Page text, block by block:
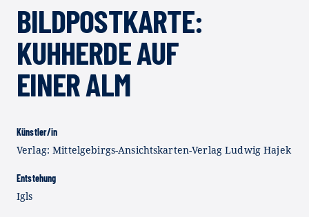
BILDPOSTKARTE:
KUHHERDE AUF
EINER ALM
Künstler/in
Verlag: Mittelgebirgs-Ansichtskarten-Verlag Ludwig Hajek
Entstehung
Igls